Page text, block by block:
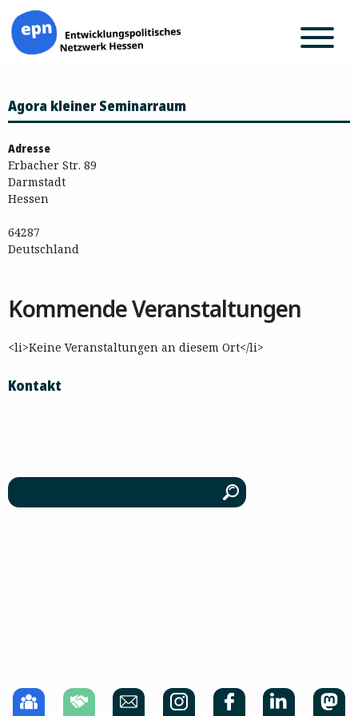
Inhalt
springen
Agora kleiner Seminarraum
Adresse
Erbacher Str. 89
Darmstadt
Hessen
64287
Deutschland
Kommende Veranstaltungen
<li>Keine Veranstaltungen an diesem Ort</li>
Kontakt